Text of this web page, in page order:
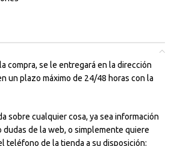
compra, se le entregará en la dirección
un plazo máximo de 24/48 horas con la
sobre cualquier cosa, ya sea información
dudas de la web, o simplemente quiere
teléfono de la tienda a su disposición: